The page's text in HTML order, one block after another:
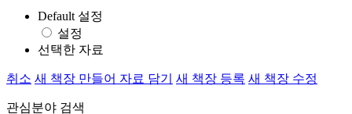
Default 설정
설정
선택한 자료
취소 새 책장 만들어 자료 담기 새 책장 등록 새 책장 수정
관심분야 검색